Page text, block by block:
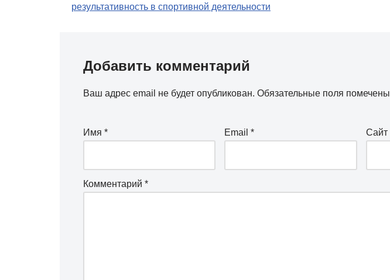
результативность в спортивной деятельности
Добавить комментарий
Ваш адрес email не будет опубликован. Обязательные поля помечены
Имя * Email* Сайт
Комментарий *